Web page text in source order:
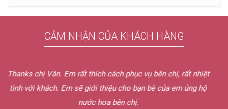
CẢM NHẬN CỦA KHÁCH HÀNG
Hôm qua em nhận được nước hoa rồi ạ. Shipper bên chị lịch
sự và dễ thương quá chừng. Mẫu thử chị gửi em mùi rất hay.
Dịch vụ bên chị tốt quá. Nếu có nhu cầu em sẽ ủng hộ bên chị